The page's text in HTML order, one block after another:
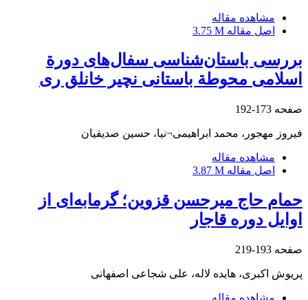
مشاهده مقاله
اصل مقاله 3.75 M
بررسی باستان‌شناسی سفال‌های دورة
اسلامی محوطة باستانی نچیر خانلق ری
صفحه 173-192
فیروز مهجور، محمد ابراهیمی¬نیا، حسین صدیقیان
مشاهده مقاله
اصل مقاله 3.87 M
حمام حاج میرحسن قزوین؛ گرمابه‌ای از
اوایل دوره قاجار
صفحه 193-219
پریوش اکبری، هایده لاله، علی شجاعی اصفهانی